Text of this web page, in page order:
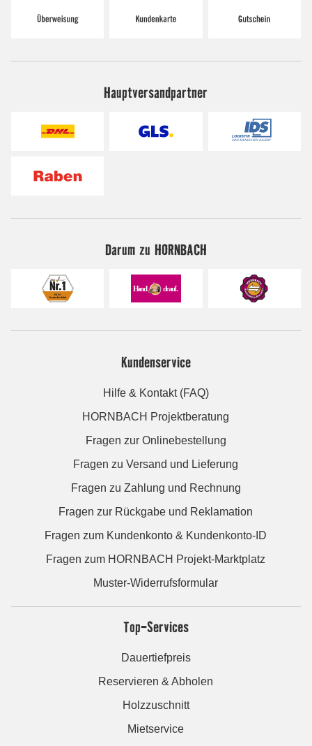
Hauptversandpartner
Darum zu HORNBACH
Kundenservice
Hilfe & Kontakt (FAQ)
HORNBACH Projektberatung
Fragen zur Onlinebestellung
Fragen zu Versand und Lieferung
Fragen zu Zahlung und Rechnung
Fragen zur Rückgabe und Reklamation
Fragen zum Kundenkonto & Kundenkonto-ID
Fragen zum HORNBACH Projekt-Marktplatz
Muster-Widerrufsformular
Top-Services
Dauertiefpreis
Reservieren & Abholen
Holzzuschnitt
Mietservice